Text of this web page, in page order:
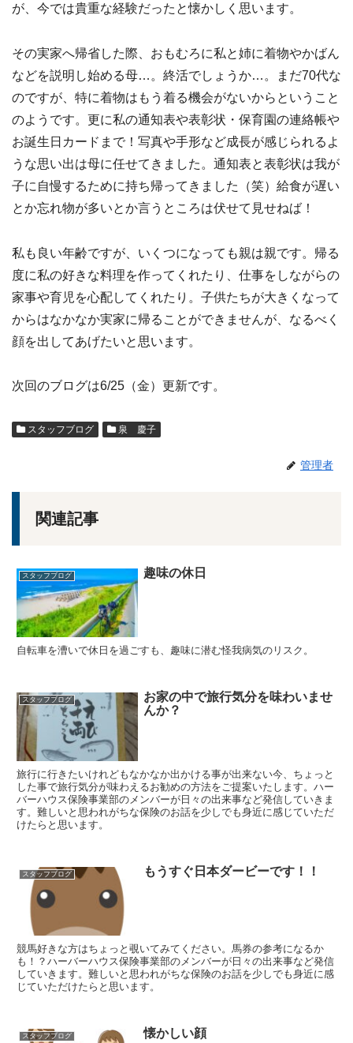
が、今では貴重な経験だったと懐かしく思います。
その実家へ帰省した際、おもむろに私と姉に着物やかばん
などを説明し始める母…。終活でしょうか…。まだ70代な
のですが、特に着物はもう着る機会がないからということ
のようです。更に私の通知表や表彰状・保育園の連絡帳や
お誕生日カードまで！写真や手形など成長が感じられるよ
うな思い出は母に任せてきました。通知表と表彰状は我が
子に自慢するために持ち帰ってきました（笑）給食が遅い
とか忘れ物が多いとか言うところは伏せて見せねば！
私も良い年齢ですが、いくつになっても親は親です。帰る
度に私の好きな料理を作ってくれたり、仕事をしながらの
家事や育児を心配してくれたり。子供たちが大きくなって
からはなかなか実家に帰ることができませんが、なるべく
顔を出してあげたいと思います。
次回のブログは6/25（金）更新です。
スタッフブログ 泉 慶子
管理者
関連記事
スタッフブログ 趣味の休日
自転車を漕いで休日を過ごすも、趣味に潜む怪我病気のリスク。
スタッフブログ
お家の中で旅行気分を味わいませ
んか？
旅行に行きたいけれどもなかなか出かける事が出来ない今、ちょっと
した事で旅行気分が味わえるお勧めの方法をご提案いたします。ハー
バーハウス保険事業部のメンバーが日々の出来事など発信していきま
す。難しいと思われがちな保険のお話を少しでも身近に感じていただ
けたらと思います。
スタッフブログ もうすぐ日本ダービーです！！
競馬好きな方はちょっと覗いてみてください。馬券の参考になるか
も！？ハーバーハウス保険事業部のメンバーが日々の出来事など発信
していきます。難しいと思われがちな保険のお話を少しでも身近に感
じていただけたらと思います。
スタッフブログ 懐かしい顔